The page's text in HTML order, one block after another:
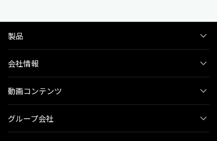
製品
会社情報
動画コンテンツ
グループ会社